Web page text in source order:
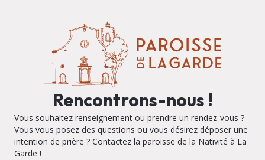
Rencontrons-nous !
Vous souhaitez renseignement ou prendre un rendez-vous ?
Vous vous posez des questions ou vous désirez déposer une
intention de prière ? Contactez la paroisse de la Nativité à La
Garde !